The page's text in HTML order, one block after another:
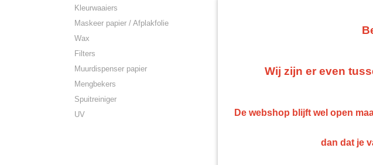
Kleurwaaiers
Maskeer papier / Afplakfolie
Wax
Filters
Muurdispenser papier
Mengbekers
Spuitreiniger
UV
Wij zijn er even
De webshop blijft wel open
dan dat je